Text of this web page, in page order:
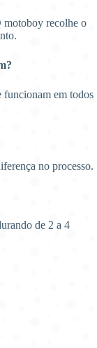
motoboy recolhe o
funcionam em todos
no processo.
de 2 a 4